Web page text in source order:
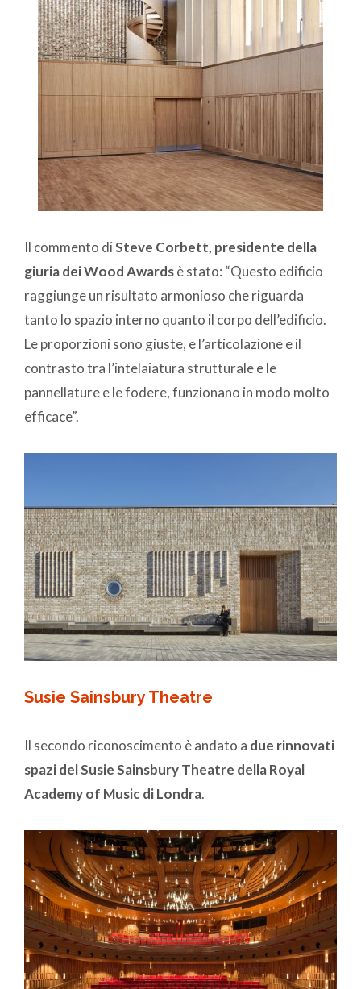
Il commento diSteve Corbett, presidente della
giuria dei Wood Awardsè stato: “Questo edificio
raggiunge un risultato armonioso che riguarda
tanto lo spazio interno quanto il corpo dell’edificio.
Le proporzioni sono giuste, e l’articolazione e il
contrasto tra l’intelaiatura strutturale e le
pannellature e le fodere, funzionano in modo molto
efficace”.
Susie Sainsbury Theatre
Il secondo riconoscimento è andato a due rinnovati
spazi del Susie Sainsbury Theatre della Royal
Academy of Music di Londra.